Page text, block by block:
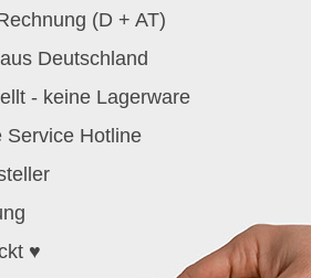
(D + AT)
Deutschland
- keine Lagerware
Service Hotline
♥